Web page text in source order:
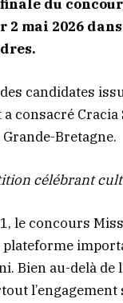
du
2 mai 2026
candidates
a consacré
Bretagne.
célébrant
le concours
Bien au-delà
l’engagement